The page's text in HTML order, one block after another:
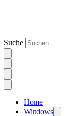
Suche
Home
Windows